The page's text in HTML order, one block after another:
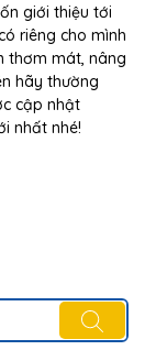
giới thiệu tới
riêng cho mình
thơm mát, nâng
hãy thường
cập nhật
nhất nhé!